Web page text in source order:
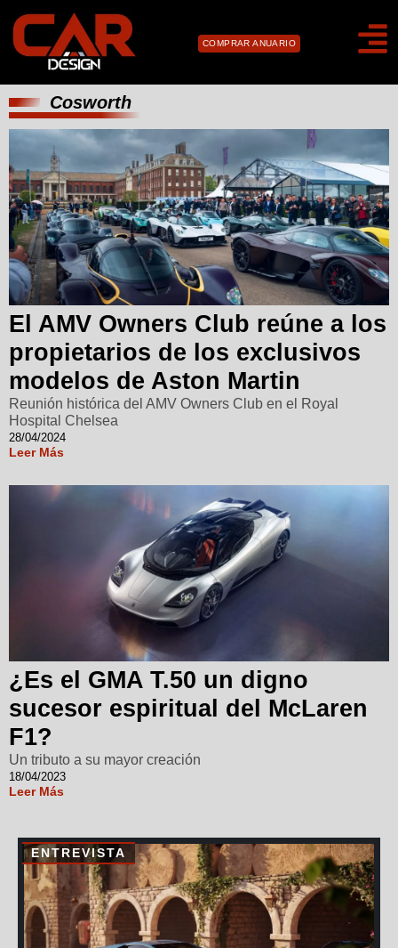
COMPRAR ANUARIO
Cosworth
El AMV Owners Club reúne a los
propietarios de los exclusivos
modelos de Aston Martin
Reunión histórica del AMV Owners Club en el Royal
Hospital Chelsea
28/04/2024
Leer Más
¿Es el GMA T.50 un digno
sucesor espiritual del McLaren
F1?
Un tributo a su mayor creación
18/04/2023
Leer Más
ENTREVISTA